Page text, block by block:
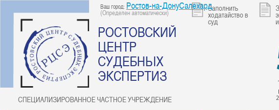
Ваш город: Ростов-на-ДонуСалехард
(Определен автоматически)
РОСТОВСКИЙ
ЦЕНТР
СУДЕБНЫХ
ЭКСПЕРТИЗ
СПЕЦИАЛИЗИРОВАННОЕ ЧАСТНОЕ УЧРЕЖДЕНИЕ
Заполнить
ходатайство в
суд